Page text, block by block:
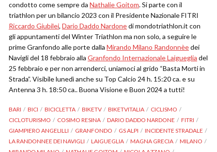
condotto come sempre da Nathalie Goitom. Si parte con il
triathlon per un bilancio 2023 con il Presidente Nazionale FITRI
Riccardo Giubilei, Dario Daddo Nardonedi mondotriathlon.it con
gli appuntamenti del Winter Triathlon ma non solo, a seguire le
prime Granfondo alle porte dalla Mirando Milano Randonnèedei
Navigli del 18 febbraio alla Granfondo Internazionale Laigueglia del
25 febbraio e per non arrenderci, uniamoci al grido “Basta Morti in
Strada”. Visibile lunedì anche su Top Calcio 24 h. 15:20 ca. e su
Antenna 3 h. 18:50 ca.. Buona Visione e Buon 2024 a tutti!
BARI BICI BICICLETTA BIKETV BIKETVITALIA
CICLISMO
CICLOTURISMO
COSIMO RESINA DARIO DADDO NARDONE
FITRI
GIAMPIERO ANGELILLI
GRANFONDO GS ALPI
INCIDENTE STRADALE
LA RANDONNEE DEI NAVIGLI
LAIGUEGLIA MAGNA GRECIA
MILANO